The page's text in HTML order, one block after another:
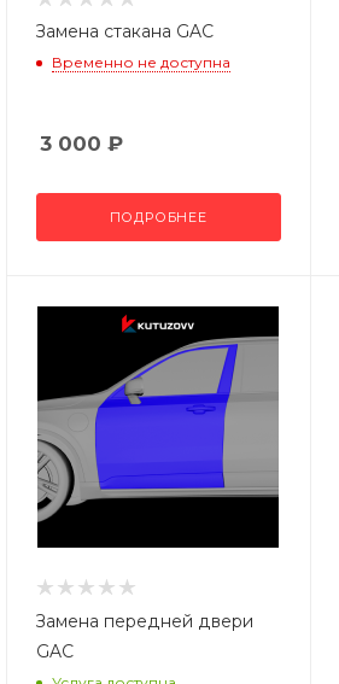
Замена стакана GAC
Временно не доступна
3 000 ₽
ПОДРОБНЕЕ
Замена передней двери
GAC